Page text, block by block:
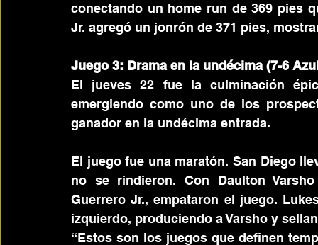
conectando un home run de 369 pies
Jr. agregó un jonrón de 371 pies,
Juego 3: Drama en la undécima (7-6
El jueves 22 fue la culminación
emergiendo como uno de los
ganador en la undécima entrada.
El juego fue una maratón. San Diego
no se rindieron. Con Daulton
Guerrero Jr., empataron el juego.
izquierdo, produciendo a Varsho y
“Estos son los juegos que definen